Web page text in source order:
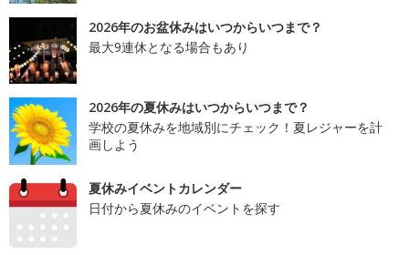
2026年のお盆休みはいつからいつまで？
最大9連休となる場合もあり
2026年の夏休みはいつからいつまで？
学校の夏休みを地域別にチェック！夏レジャーを計
画しよう
夏休みイベントカレンダー
日付から夏休みのイベントを探す